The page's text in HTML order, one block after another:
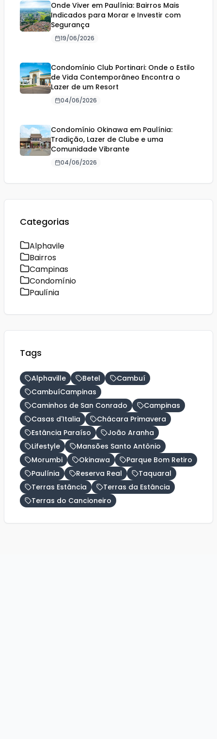
Onde Viver em Paulínia: Bairros Mais
Indicados para Morar e Investir com
Segurança
19/06/2026
Condomínio Club Portinari: Onde o Estilo
de Vida Contemporâneo Encontra o
Lazer de um Resort
04/06/2026
Condomínio Okinawa em Paulínia:
Tradição, Lazer de Clube e uma
Comunidade Vibrante
04/06/2026
Categorias
Alphavile
Bairros
Campinas
Condomínio
Paulínia
Tags
Alphaville Betel
Cambuí
CambuíCampinas
Caminhos de San Conrado
Campinas
Casas d'Italia
Chácara Primavera
Estância Paraíso
João Aranha
Lifestyle
Mansões Santo Antônio
Morumbi
Okinawa
Parque Bom Retiro
Paulínia
Reserva Real
Taquaral
Terras Estância
Terras da Estância
Terras do Cancioneiro